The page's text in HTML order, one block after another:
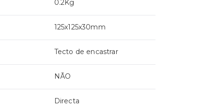
0.2Kg
125x125x30mm
Tecto de encastrar
NÃO
Directa